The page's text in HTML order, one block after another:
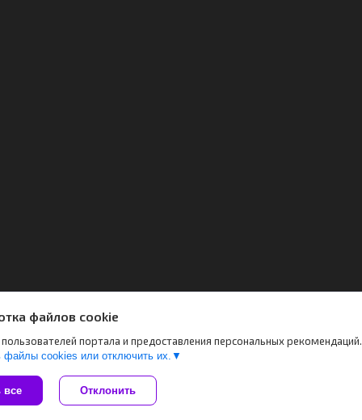
файлов cookie
портала и предоставления персональных рекомендаций.
файлы cookies или отключить их.
все Отклонить